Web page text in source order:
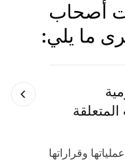
أصحاب
ما يلي:
المتعلقة
وقراراتها